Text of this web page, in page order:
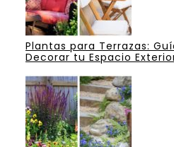
Plantas para Terrazas:
Decorar tu Espacio